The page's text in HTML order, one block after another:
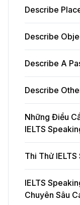
Describe
Describe
Describe A
Describe
Những Điều
IELTS
Thi Thử
IELTS
Chuyên Sâu